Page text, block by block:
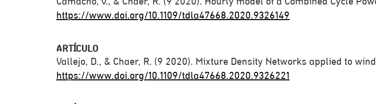
Camacho, V., & Chaer, R. (9 2020). Hourly model of a Combined Cycle
https://www.doi.org/10.1109/tdla47668.2020.9326149
ARTÍCULO
Vallejo, D., & Chaer, R. (9 2020). Mixture Density Networks applied to
https://www.doi.org/10.1109/tdla47668.2020.9326221